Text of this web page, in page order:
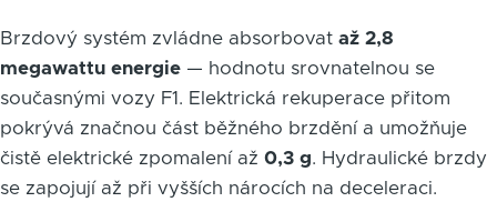
Brzdový systém zvládne absorbovat až 2,8
megawattu energie — hodnotu srovnatelnou se
současnými vozy F1. Elektrická rekuperace přitom
pokrývá značnou část běžného brzdění a umožňuje
čistě elektrické zpomalení až 0,3 g. Hydraulické brzdy
se zapojují až při vyšších nárocích na deceleraci.